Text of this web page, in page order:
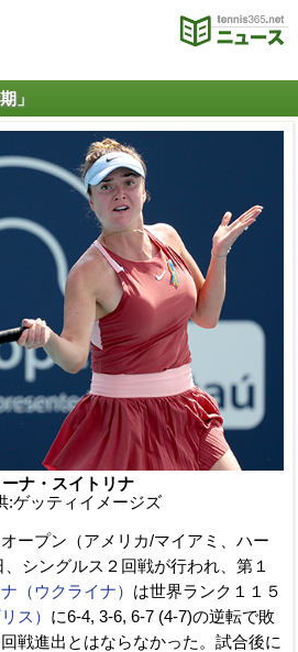
」
ナ・スイトリナ
:ゲッティイメージズ
ープン（アメリカ/マイアミ、ハー
、シングルス２回戦が行われ、第１
（ウクライナ） は世界ランク１１５
ス） に6-4, 3-6, 6-7 (4-7)の逆転で敗
戦進出とはならなかった。試合後に